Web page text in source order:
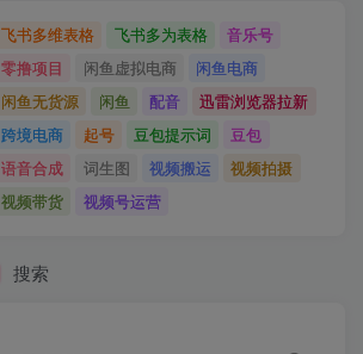
飞书多维表格 飞书多为表格
音乐号
零撸项目
闲鱼虚拟电商
闲鱼电商
闲鱼无货源
闲鱼 配音
迅雷浏览器拉新
跨境电商
起号 豆包提示词
豆包
语音合成
词生图 视频搬运
视频拍摄
视频带货
视频号运营
搜索